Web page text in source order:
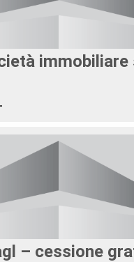
immobiliare
– cessione